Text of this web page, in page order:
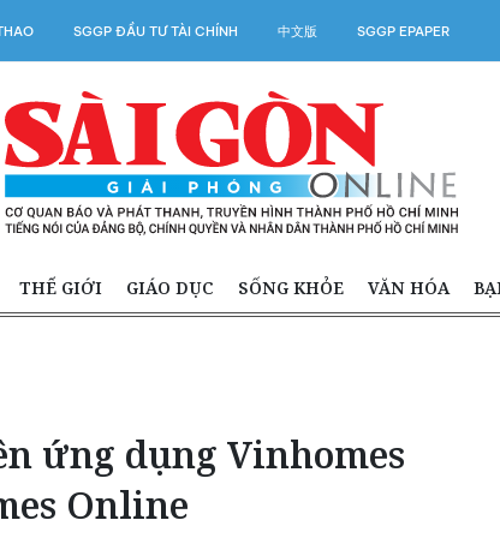
SGGP ĐẦU TƯ TÀI CHÍNH 中文版 SGGP EPAPER
THẾ GIỚI GIÁO DỤC SỐNG KHỎE VĂN HÓA
ứng dụng Vinhomes
Online